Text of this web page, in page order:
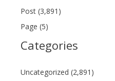
Post (3,891)
Page (5)
Categories
Uncategorized (2,891)